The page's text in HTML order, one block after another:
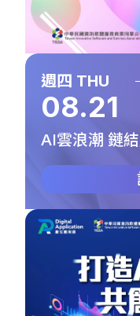
週四 THU
08.21
AI雲浪潮 鏈